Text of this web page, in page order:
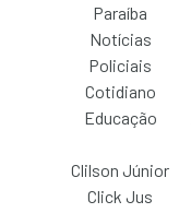
Paraíba
Notícias
Policiais
Cotidiano
Educação
Clilson Júnior
Click Jus